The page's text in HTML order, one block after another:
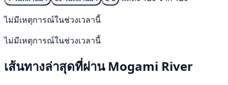
ไม่มีเหตุการณ์ในช่วงเวลานี้
ไม่มีเหตุการณ์ในช่วงเวลานี้
เส้นทางล่าสุดที่ผ่าน Mogami River